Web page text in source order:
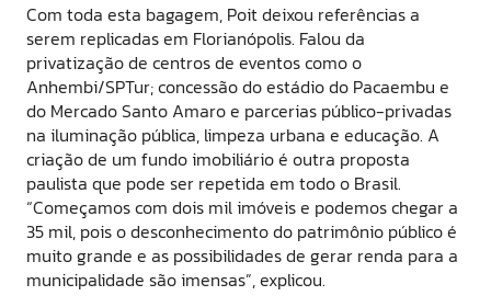
Com toda esta bagagem, Poit deixou referências a
serem replicadas em Florianópolis. Falou da
privatização de centros de eventos como o
Anhembi/SPTur; concessão do estádio do Pacaembu e
do Mercado Santo Amaro e parcerias público-privadas
na iluminação pública, limpeza urbana e educação. A
criação de um fundo imobiliário é outra proposta
paulista que pode ser repetida em todo o Brasil.
“Começamos com dois mil imóveis e podemos chegar a
35 mil, pois o desconhecimento do patrimônio público é
muito grande e as possibilidades de gerar renda para a
municipalidade são imensas”, explicou.